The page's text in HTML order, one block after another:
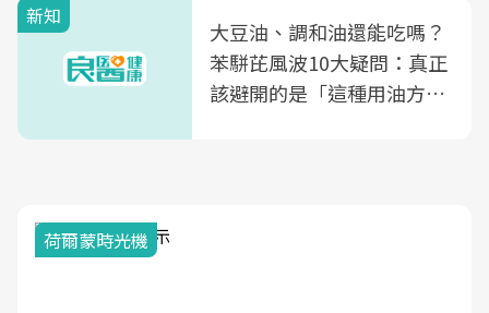
新知
大豆油、調和油還能吃嗎？
苯駢芘風波10大疑問：真正
該避開的是「這種用油方
荷爾蒙時光機